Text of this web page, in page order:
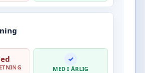
✓
MED I ÅRLIG